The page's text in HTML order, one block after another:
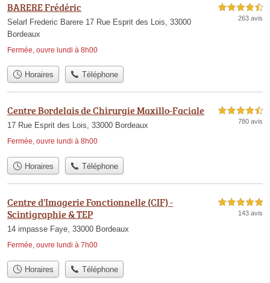
BARERE Frédéric
Selarl Frederic Barere 17 Rue Esprit des Lois, 33000
Bordeaux
Fermée, ouvre lundi à 8h00
4,5 étoiles sur 5
263 avis
Horaires Téléphone
Centre Bordelais de Chirurgie Maxillo-Faciale
17 Rue Esprit des Lois, 33000 Bordeaux
Fermée, ouvre lundi à 8h00
4,5 étoiles sur 5
780 avis
Horaires Téléphone
Centre d'Imagerie Fonctionnelle (CIF) -
Scintigraphie & TEP
14 impasse Faye, 33000 Bordeaux
Fermée, ouvre lundi à 7h00
5,0 étoiles sur 5
143 avis
Horaires Téléphone